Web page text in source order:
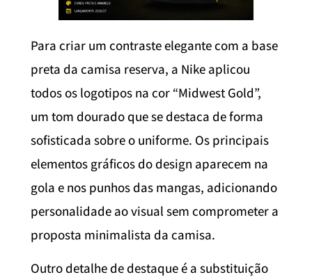
Para criar um contraste elegante com a base
preta da camisa reserva, a Nike aplicou
todos os logotipos na cor “Midwest Gold”,
um tom dourado que se destaca de forma
sofisticada sobre o uniforme. Os principais
elementos gráficos do design aparecem na
gola e nos punhos das mangas, adicionando
personalidade ao visual sem comprometer a
proposta minimalista da camisa.
Outro detalhe de destaque é a substituição